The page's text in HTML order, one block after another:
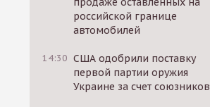
российской границе
автомобилей
14:30 США одобрили поставку
первой партии оружия
Украине за счет союзников